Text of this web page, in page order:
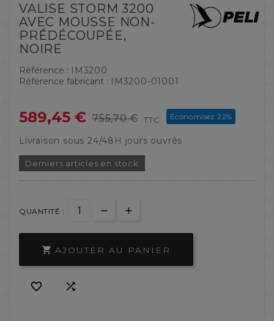
VALISE STORM 3200
AVEC MOUSSE NON-
PRÉDÉCOUPÉE,
NOIRE
Référence : IM3200
Référence fabricant : IM3200-01001
589,45 € 755,70 € TTC Économisez 22%
Livraison sous 24/48H jours ouvrés
Derniers articles en stock
QUANTITÉ :
 AJOUTER AU PANIER
 